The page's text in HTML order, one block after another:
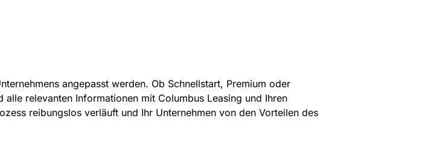
angepasst werden. Ob Schnellstart, Premium oder
relevanten Informationen mit Columbus Leasing und Ihren
reibungslos verläuft und Ihr Unternehmen von den Vorteilen des